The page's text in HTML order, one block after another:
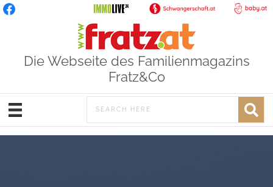
Die Webseite des Familienmagazins
Fratz&Co